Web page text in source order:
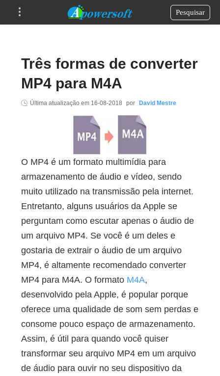
Pesquisar
Três formas de converter
MP4 para M4A
Última atualização em 16-08-2018 por David Mestre
O MP4 é um formato multimídia para
armazenamento de áudio e vídeo, sendo
muito utilizado na transmissão pela internet.
Entretanto, alguns usuários da Apple se
perguntam como escutar apenas o áudio de
um arquivo MP4. Se você é um deles e
gostaria de extrair o áudio de um arquivo
MP4, é altamente recomendado converter
MP4 para M4A. O formato M4A,
desenvolvido pela Apple, é popular porque
oferece uma qualidade de som sem perdas e
consome pouco espaço de armazenamento.
Assim, é útil para quando você quiser
transformar seu arquivo MP4 em um arquivo
de áudio para ouvir no seu dispositivo da